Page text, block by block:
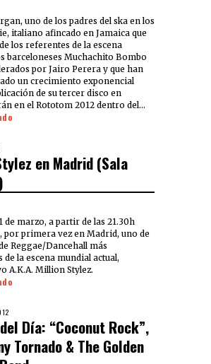
uno de los padres del ska en los
italiano afincado en Jamaica que
los referentes de la escena
barceloneses Muchachito Bombo
por Jairo Perera y que han
un crecimiento exponencial
de su tercer disco en
en el Rototom 2012 dentro del…
en Madrid (Sala
de marzo, a partir de las 21.30h
por primera vez en Madrid, uno de
Reggae/Dancehall más
la escena mundial actual,
A.K.A. Million Stylez.
Día: “Coconut Rock”,
Tornado & The Golden